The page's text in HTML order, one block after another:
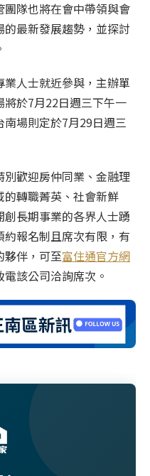
隊也將在會中帶領與會
最新發展趨勢，並探討
人士就近參與，主辦單
將於7月22日週三下午一
南場則定於7月29日週三
歡迎房仲同業、金融理
轉職菁英、社會新鮮
長期事業的各界人士踴
報名制且席次有限，有
夥伴，可至富住通官方網
該公司洽詢席次。